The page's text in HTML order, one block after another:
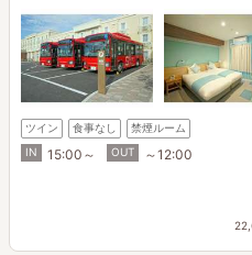
ツイン 食事なし
禁煙ルーム
IN
15:00～ OUT ～12:00